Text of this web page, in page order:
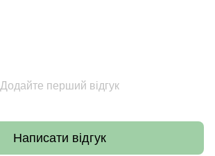
Додайте перший відгук
Написати відгук